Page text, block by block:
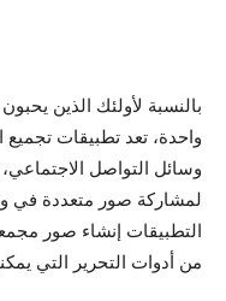
بالنسبة لأولئك الذين
واحدة، تعد تطبيقات تجميع
وسائل التواصل
لمشاركة صور متعددة في
التطبيقات إنشاء صور
من أدوات التحرير التي